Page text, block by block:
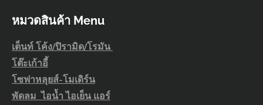
หมวดสินค้า Menu
เต็นท์ โค้ง/ปิรามิด/โรมัน
โต๊ะเก้าอี้
โซฟาหลุยส์-โมเดิร์น
พัดลม ไอน้ำ ไอเย็น แอร์